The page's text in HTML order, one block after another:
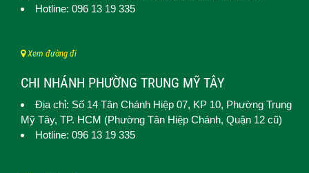
Hotline: 096 13 19 335
Xem đường đi
CHI NHÁNH PHƯỜNG TRUNG MỸ TÂY
Địa chỉ: Số 14 Tân Chánh Hiệp 07, KP 10, Phường Trung
Mỹ Tây, TP. HCM (Phường Tân Hiệp Chánh, Quận 12 cũ)
Hotline: 096 13 19 335